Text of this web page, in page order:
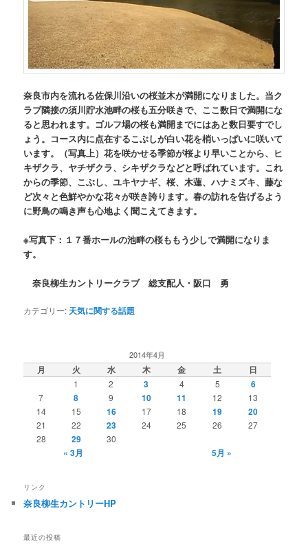
奈良市内を流れる佐保川沿いの桜並木が満開になりました。当ク
ラブ隣接の須川貯水池畔の桜も五分咲きで、ここ数日で満開にな
ると思われます。ゴルフ場の桜も満開までにはあと数日要すでし
ょう。コース内に点在するこぶしが白い花を梢いっぱいに咲いて
います。（写真上）花を咲かせる季節が桜より早いことから、ヒ
キザクラ、ヤチザクラ、シキザクラなどと呼ばれています。これ
からの季節、こぶし、ユキヤナギ、桜、木蓮、ハナミズキ、藤な
ど次々と色鮮やかな花々が咲き誇ります。春の訪れを告げるよう
に野鳥の鳴き声も心地よく聞こえてきます。
※写真下：１７番ホールの池畔の桜ももう少しで満開になりま
す。
奈良柳生カントリークラブ 総支配人・阪口 勇
カテゴリー: 天気に関する話題
2014年4月
月 火 水 木 金 土 日
1 2 3 4 5 6
7 8 9 10 11 12
13
14
15 16 17 18 19 20
21 22 23 24 25 26
27
28
29 30
« 3月 5月 »
リンク
奈良柳生カントリーHP
最近の投稿